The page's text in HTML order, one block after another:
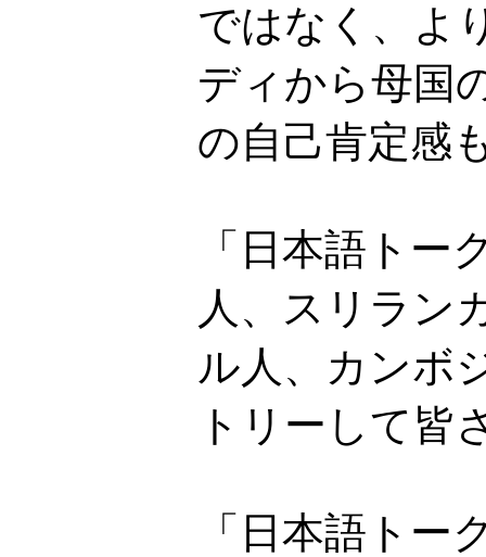
ではなく、よ
ディから母国
の自己肯定感
「日本語ト
人、スリラン
ル人、カンボ
トリーして皆
「日本語トー